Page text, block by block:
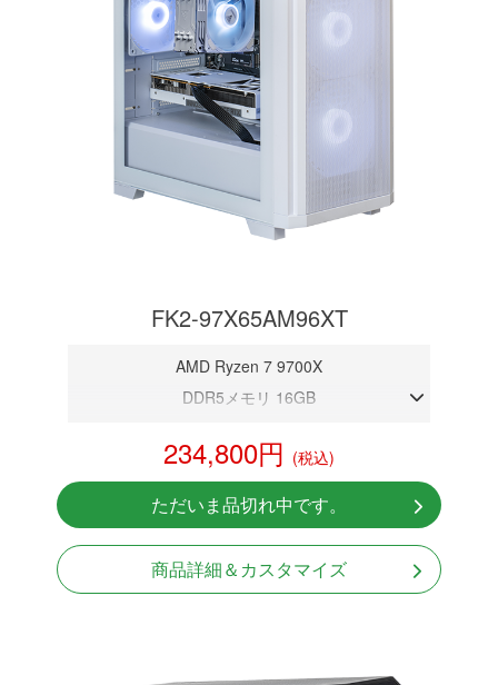
FK2-97X65AM96XT
AMD Ryzen 7 9700X
DDR5メモリ 16GB
NVMeSSD 1TB
Windows11 Home 64bit
234,800円 (税込)
ただいま品切れ中です。
商品詳細＆カスタマイズ